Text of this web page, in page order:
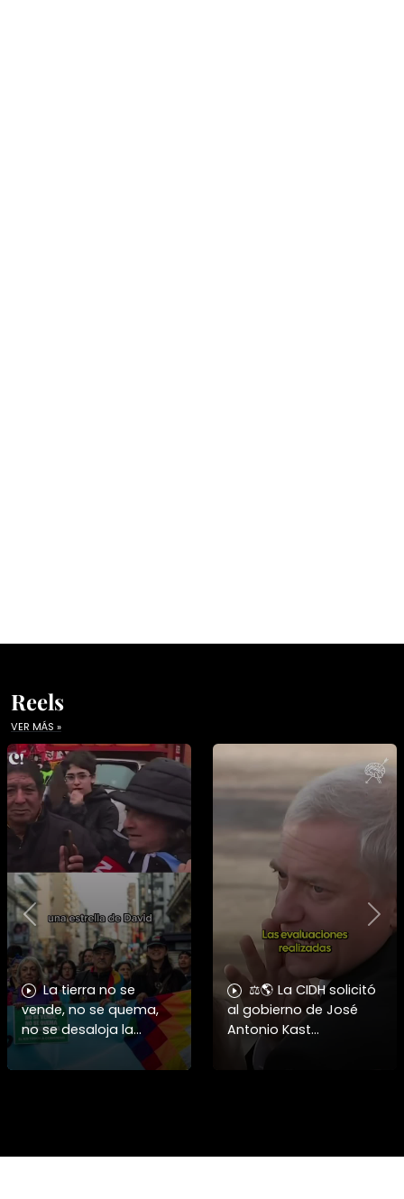
Reels
VER MÁS »
La tierra no se
vende, no se quema,
no se desaloja la
protesta en toda
#argentina contra la
⚖️🌎 La CIDH solicitó
al gobierno de José
Antonio Kast
información detallada
sobre cambios
Previous